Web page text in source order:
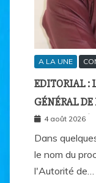
A LA UNE
EDITORIAL :
GÉNÉRAL DE
LE MARCHÉ
DEMAIN ?
4 août 2026
Dans
le nom du
l'Autorité de…